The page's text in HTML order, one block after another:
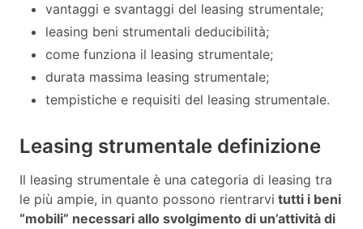
vantaggi e svantaggi del leasing strumentale;
leasing beni strumentali deducibilità;
come funziona il leasing strumentale;
durata massima leasing strumentale;
tempistiche e requisiti del leasing strumentale.
Leasing strumentale definizione
Il leasing strumentale è una categoria di leasing tra
le più ampie, in quanto possono rientrarvi tutti i beni
“mobili” necessari allo svolgimento di un’attività di